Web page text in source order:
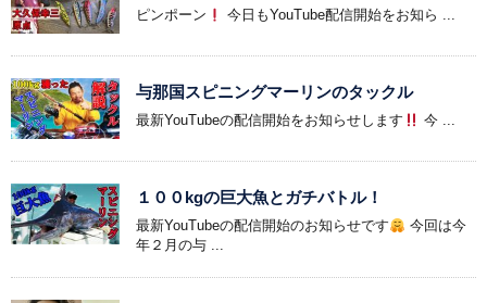
ピンポーン 今日もYouTube配信開始をお知ら ...
与那国スピニングマーリンのタックル
最新YouTubeの配信開始をお知らせします 今 ...
１００kgの巨大魚とガチバトル！
最新YouTubeの配信開始のお知らせです
今回は今
年２月の与 ...